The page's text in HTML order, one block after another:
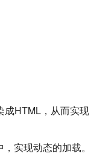
成HTML，从而实现
实现动态的加载。